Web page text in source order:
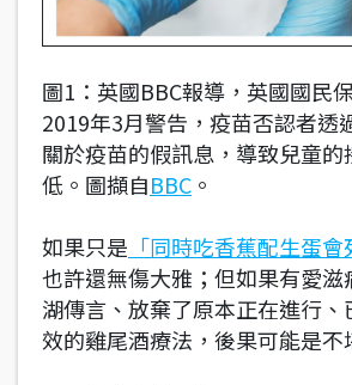
圖1：英國BBC報導，英國國民保
2019年3月警告，疫苗否認者透
關於疫苗的假訊息，導致兒童的
低。圖擷自BBC 。
如果只是 「同時吃香蕉配生蛋會
也許還無傷大雅；但如果有愛滋
湖傳言、放棄了原本正在進行、
效的雞尾酒療法，後果可能是不